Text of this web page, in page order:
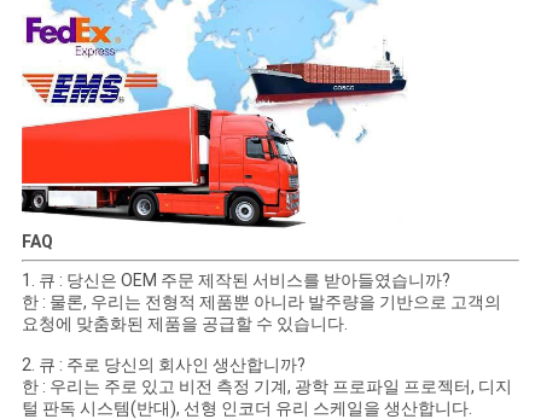
FAQ
1. 큐 : 당신은 OEM 주문 제작된 서비스를 받아들였습니까?
한 : 물론, 우리는 전형적 제품뿐 아니라 발주량을 기반으로 고객의
요청에 맞춤화된 제품을 공급할 수 있습니다.
2. 큐 : 주로 당신의 회사인 생산합니까?
한 : 우리는 주로 있고 비전 측정 기계, 광학 프로파일 프로젝터, 디지
털 판독 시스템(반대), 선형 인코더 유리 스케일을 생산합니다.